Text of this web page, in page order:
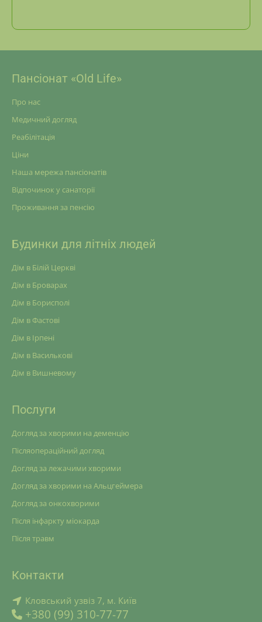
Пансіонат «Old Life»
Про нас
Медичний догляд
Реабілітація
Ціни
Наша мережа пансіонатів
Відпочинок у санаторії
Проживання за пенсію
Будинки для літніх людей
Дім в Білій Церкві
Дім в Броварах
Дім в Борисполі
Дім в Фастові
Дім в Ірпені
Дім в Василькові
Дім в Вишневому
Послуги
Догляд за хворими на деменцію
Післяопераційний догляд
Догляд за лежачими хворими
Догляд за хворими на Альцгеймера
Догляд за онкохворими
Після інфаркту міокарда
Після травм
Контакти
Кловський узвіз 7, м. Київ
+380 (99) 310-77-77